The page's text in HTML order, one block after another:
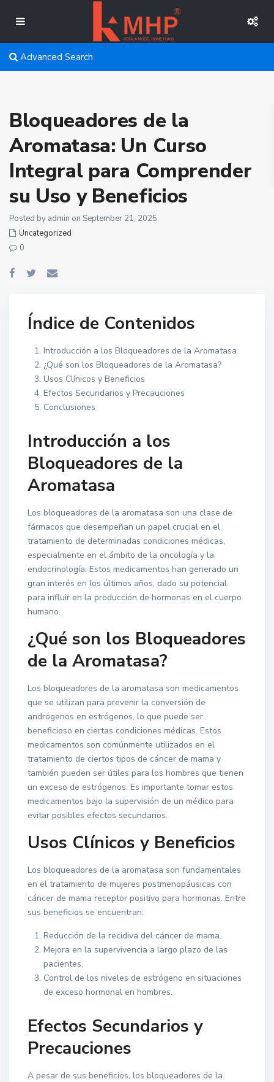
Advanced Search
Bloqueadores de la
Aromatasa: Un Curso
Integral para Comprender
su Uso y Beneficios
Posted by admin on September 21, 2025
Uncategorized
0
Índice de Contenidos
Introducción a los Bloqueadores de la Aromatasa
¿Qué son los Bloqueadores de la Aromatasa?
Usos Clínicos y Beneficios
Efectos Secundarios y Precauciones
Conclusiones
Introducción a los
Bloqueadores de la
Aromatasa
Los bloqueadores de la aromatasa son una clase de
fármacos que desempeñan un papel crucial en el
tratamiento de determinadas condiciones médicas,
especialmente en el ámbito de la oncología y la
endocrinología. Estos medicamentos han generado un
gran interés en los últimos años, dado su potencial
para influir en la producción de hormonas en el cuerpo
humano.
¿Qué son los Bloqueadores
de la Aromatasa?
Los bloqueadores de la aromatasa son medicamentos
que se utilizan para prevenir la conversión de
andrógenos en estrógenos, lo que puede ser
beneficioso en ciertas condiciones médicas. Estos
medicamentos son comúnmente utilizados en el
tratamiento de ciertos tipos de cáncer de mama y
también pueden ser útiles para los hombres que tienen
un exceso de estrógenos. Es importante tomar estos
medicamentos bajo la supervisión de un médico para
evitar posibles efectos secundarios.
Usos Clínicos y Beneficios
Los bloqueadores de la aromatasa son fundamentales
en el tratamiento de mujeres postmenopáusicas con
cáncer de mama receptor positivo para hormonas. Entre
sus beneficios se encuentran:
Reducción de la recidiva del cáncer de mama.
Mejora en la supervivencia a largo plazo de las
pacientes.
Control de los niveles de estrógeno en situaciones
de exceso hormonal en hombres.
Efectos Secundarios y
Precauciones
A pesar de sus beneficios, los bloqueadores de la